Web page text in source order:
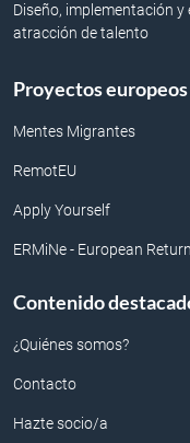
Diseño, implementación
atracción de talento
Proyectos europeos
Mentes Migrantes
RemotEU
Apply Yourself
ERMiNe - European
Contenido
¿Quiénes somos?
Contacto
Hazte socio/a